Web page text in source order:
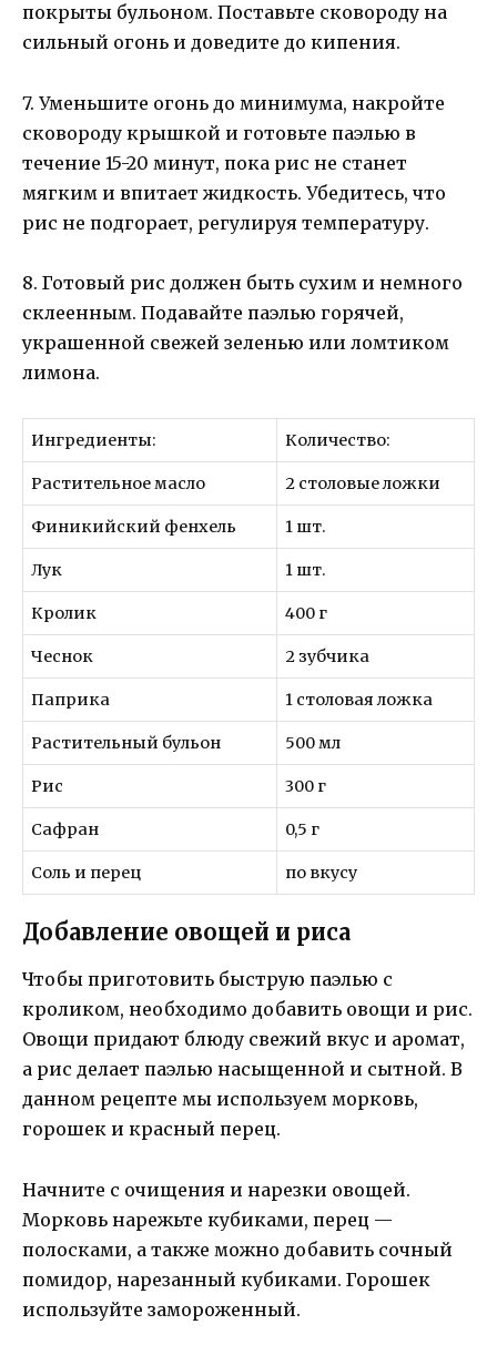
покрыты бульоном. Поставьте сковороду на
сильный огонь и доведите до кипения.
7. Уменьшите огонь до минимума, накройте
сковороду крышкой и готовьте паэлью в
течение 15-20 минут, пока рис не станет
мягким и впитает жидкость. Убедитесь, что
рис не подгорает, регулируя температуру.
8. Готовый рис должен быть сухим и немного
склеенным. Подавайте паэлью горячей,
украшенной свежей зеленью или ломтиком
лимона.
Ингредиенты: Количество:
Растительное масло 2 столовые ложки
Финикийский фенхель 1 шт.
Лук 1 шт.
Кролик 400 г
Чеснок 2 зубчика
Паприка 1 столовая ложка
Растительный бульон 500 мл
Рис 300 г
Сафран 0,5 г
Соль и перец по вкусу
Добавление овощей и риса
Чтобы приготовить быструю паэлью с
кроликом, необходимо добавить овощи и рис.
Овощи придают блюду свежий вкус и аромат,
а рис делает паэлью насыщенной и сытной. В
данном рецепте мы используем морковь,
горошек и красный перец.
Начните с очищения и нарезки овощей.
Морковь нарежьте кубиками, перец —
полосками, а также можно добавить сочный
помидор, нарезанный кубиками. Горошек
используйте замороженный.